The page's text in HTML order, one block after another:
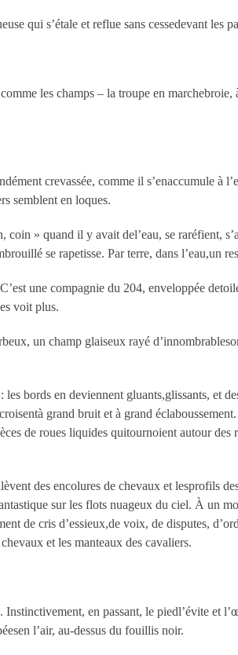
qui s’étale et reflue sans cessedevant les
les champs – la troupe en
crevassée, comme il s’enaccumule à
semblent en loques.
» quand il y avait del’eau, se raréfient,
se rapetisse. Par terre, dans l’eau,un
une compagnie du 204, enveloppée
voit plus.
un champ glaiseux rayé
bords en deviennent gluants,glissants, et
grand bruit et à grand
de roues liquides quitournoient autour
des encolures de chevaux et lesprofils
sur les flots nuageux du ciel. À un
de cris d’essieux,de voix, de disputes,
et les manteaux des cavaliers.
Instinctivement, en passant, le piedl’évite et
l’air, au-dessus du fouillis noir.